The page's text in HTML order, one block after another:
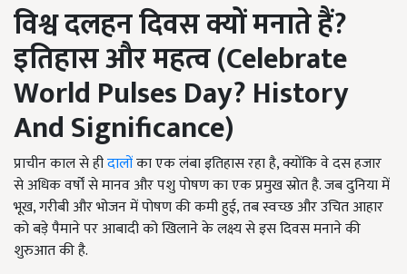
विश्व दलहन दिवस क्यों मनाते हैं?
इतिहास और महत्व (Celebrate
World Pulses Day? History
And Significance)
प्राचीन काल से हीदालोंका एक लंबा इतिहास रहा है, क्योंकि वे दस हजार
से अधिक वर्षों से मानव और पशु पोषण का एक प्रमुख स्रोत है. जब दुनिया में
भूख, गरीबी और भोजन में पोषण की कमी हुई, तब स्वच्छ और उचित आहार
को बड़े पैमाने पर आबादी को खिलाने के लक्ष्य से इस दिवस मनाने की
शुरुआत की है.